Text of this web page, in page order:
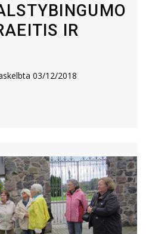
IR
03/12/2018